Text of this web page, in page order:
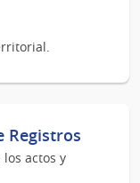
Registros
actos y